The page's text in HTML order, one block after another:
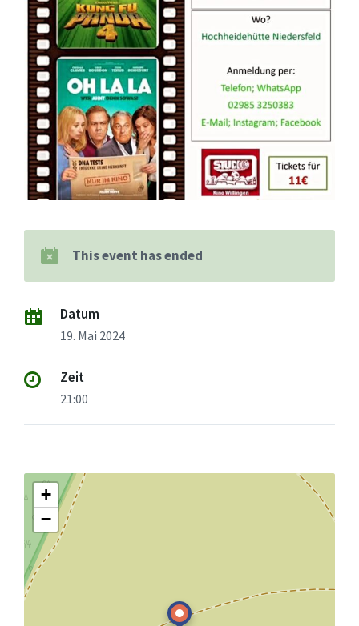
This event has ended
Datum
19. Mai 2024
Zeit
21:00
+
−